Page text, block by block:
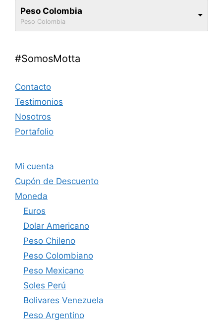
Peso Colombia
Peso Colombia
#SomosMotta
Contacto
Testimonios
Nosotros
Portafolio
Mi cuenta
Cupón de Descuento
Moneda
Euros
Dolar Americano
Peso Chileno
Peso Colombiano
Peso Mexicano
Soles Perú
Bolivares Venezuela
Peso Argentino